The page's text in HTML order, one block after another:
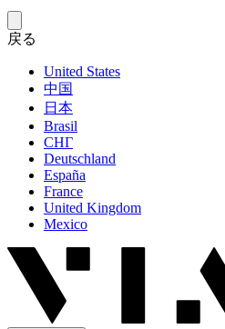
戻る
United States
中国
日本
Brasil
СНГ
Deutschland
España
France
United Kingdom
Mexico